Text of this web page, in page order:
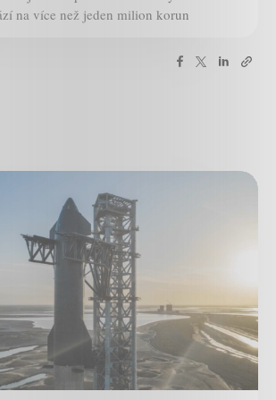
na více než jeden milion korun